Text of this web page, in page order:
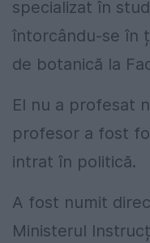
specializat în
întorcându-se în
de botanică la
El nu a profesat
profesor a fost
intrat în politică.
A fost numit
Ministerul